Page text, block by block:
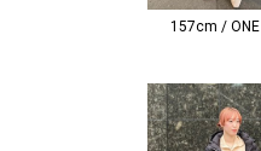
157cm / ONE